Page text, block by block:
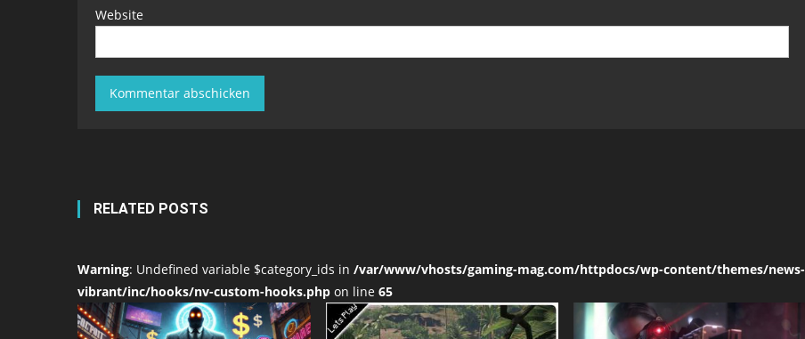
Website
RELATED POSTS
Warning: Undefined variable $category_ids in /var/www/vhosts/gaming-mag.com/httpdocs/wp-content/themes/news-
vibrant/inc/hooks/nv-custom-hooks.php on line 65